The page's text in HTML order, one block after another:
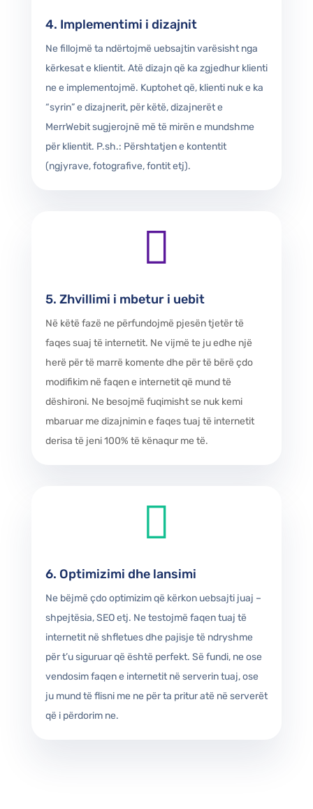
4. Implementimi i dizajnit
Ne fillojmë ta ndërtojmë uebsajtin varësisht nga
kërkesat e klientit. Atë dizajn që ka zgjedhur klienti
ne e implementojmë. Kuptohet që, klienti nuk e ka
“syrin” e dizajnerit, për këtë, dizajnerët e
MerrWebit sugjerojnë më të mirën e mundshme
për klientit. P.sh.: Përshtatjen e kontentit
(ngjyrave, fotografive, fontit etj).

5. Zhvillimi i mbetur i uebit
Në këtë fazë ne përfundojmë pjesën tjetër të
faqes suaj të internetit. Ne vijmë te ju edhe një
herë për të marrë komente dhe për të bërë çdo
modifikim në faqen e internetit që mund të
dëshironi. Ne besojmë fuqimisht se nuk kemi
mbaruar me dizajnimin e faqes tuaj të internetit
derisa të jeni 100% të kënaqur me të.

6. Optimizimi dhe lansimi
Ne bëjmë çdo optimizim që kërkon uebsajti juaj –
shpejtësia, SEO etj. Ne testojmë faqen tuaj të
internetit në shfletues dhe pajisje të ndryshme
për t’u siguruar që është perfekt. Së fundi, ne ose
vendosim faqen e internetit në serverin tuaj, ose
ju mund të flisni me ne për ta pritur atë në serverët
që i përdorim ne.